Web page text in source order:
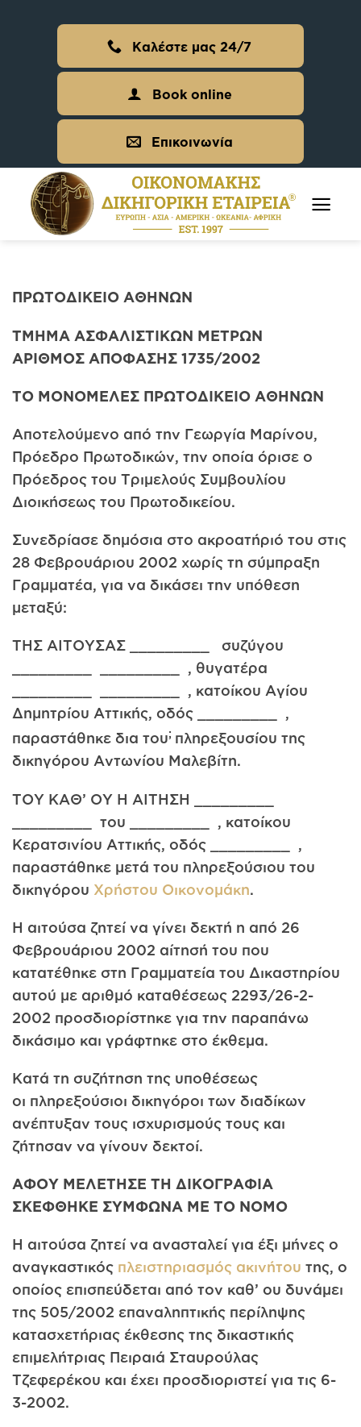
Καλέστε μας 24/7
Book online
Επικοινωνία
ΠΡΩΤΟΔΙΚΕΙΟ ΑΘΗΝΩΝ
ΤΜΗΜΑ ΑΣΦΑΛΙΣΤΙΚΩΝ ΜΕΤΡΩΝ
ΑΡΙΘΜΟΣ ΑΠΟΦΑΣΗΣ 1735/2002
ΤΟ ΜΟΝΟΜΕΛΕΣ ΠΡΩΤΟΔΙΚΕΙΟ ΑΘΗΝΩΝ
Αποτελούμενο από την Γεωργία Μαρίνου,
Πρόεδρο Πρωτοδικών, την οποία όρισε ο
Πρόεδρος του Τριμελούς Συμβουλίου
Διοικήσεως του Πρωτοδικείου.
Συνεδρίασε δημόσια στο ακροατήριό του στις
28 Φεβρουάριου 2002 χωρίς τη σύμπραξη
Γραμματέα, για να δικάσει την υπόθεση
μεταξύ:
ΤΗΣ ΑΙΤΟΥΣΑΣ _________ συζύγου
_________ _________ , θυγατέρα
_________ _________ , κατοίκου Αγίου
Δημητρίου Αττικής, οδός _________ ,
παραστάθηκε δια του; πληρεξουσίου της
δικηγόρου Αντωνίου Μαλεβίτη.
ΤΟΥ ΚΑΘ’ ΟΥ Η ΑΙΤΗΣΗ _________
_________ του _________ , κατοίκου
Κερατσινίου Αττικής, οδός _________ ,
παραστάθηκε μετά του πληρεξούσιου του
δικηγόρου Χρήστου Οικονομάκη.
Η αιτούσα ζητεί να γίνει δεκτή η από 26
Φεβρουάριου 2002 αίτησή του που
κατατέθηκε στη Γραμματεία του Δικαστηρίου
αυτού με αριθμό καταθέσεως 2293/26-2-
2002 προσδιορίστηκε για την παραπάνω
δικάσιμο και γράφτηκε στο έκθεμα.
Κατά τη συζήτηση της υποθέσεως
οι πληρεξούσιοι δικηγόροι των διαδίκων
ανέπτυξαν τους ισχυρισμούς τους και
ζήτησαν να γίνουν δεκτοί.
ΑΦΟΥ ΜΕΛΕΤΗΣΕ ΤΗ ΔΙΚΟΓΡΑΦΙΑ
ΣΚΕΦΘΗΚΕ ΣΥΜΦΩΝΑ ΜΕ ΤΟ ΝΟΜΟ
Η αιτούσα ζητεί να ανασταλεί για έξι μήνες ο
αναγκαστικός πλειστηριασμός ακινήτου της, ο
οποίος επισπεύδεται από τον καθ’ ου δυνάμει
της 505/2002 επαναληπτικής περίληψης
κατασχετήριας έκθεσης της δικαστικής
επιμελήτριας Πειραιά Σταυρούλας
Τζεφερέκου και έχει προσδιοριστεί για τις 6-
3-2002.